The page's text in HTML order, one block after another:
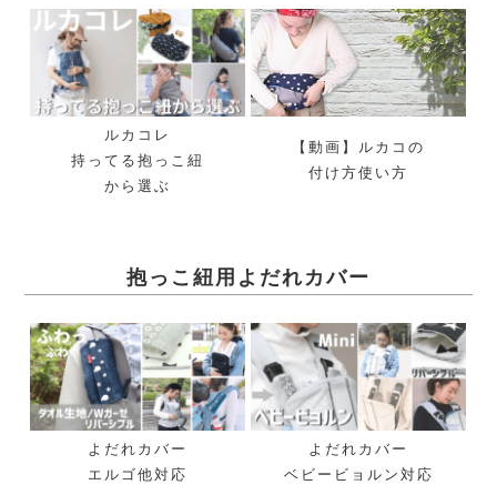
ルカコレ
持ってる抱っこ紐
から選ぶ
【動画】ルカコの
付け方使い方
抱っこ紐用よだれカバー
よだれカバー
エルゴ他対応
よだれカバー
ベビービョルン対応